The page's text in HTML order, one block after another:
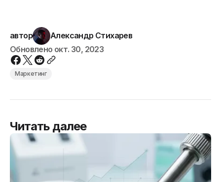
автор
Александр Стихарев
Обновлено окт. 30, 2023
Маркетинг
Читать далее